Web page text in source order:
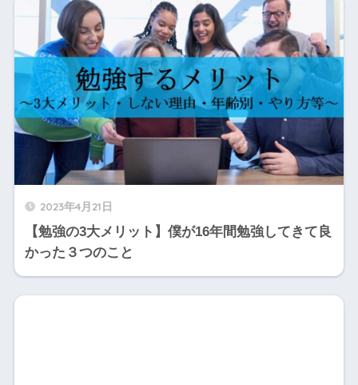
2023年4月21日
【勉強の3大メリット】僕が16年間勉強してきて良
かった３つのこと